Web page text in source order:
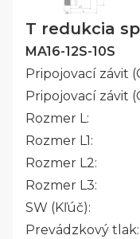
T redukcia
MA16-12S-10S
Pripojovací závit
Pripojovací závit
Rozmer L:
Rozmer L1:
Rozmer L2:
Rozmer L3:
SW (Kľúč):
Prevádzkový tlak: